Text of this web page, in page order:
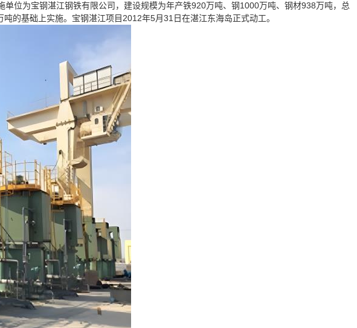
位为宝钢湛江钢铁有限公司，建设规模为年产铁920万吨、钢1000万吨、钢材938万吨，总
的基础上实施。 宝钢湛江项目2012年5月31日在湛江东海岛正式动工。